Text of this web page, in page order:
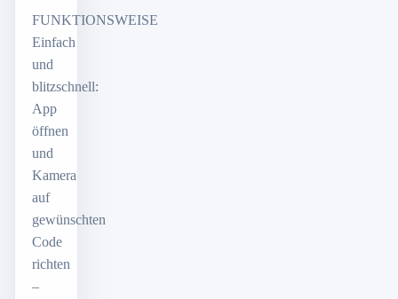
FUNKTIONSWEISE
Einfach
und
blitzschnell:
App
öffnen
und
Kamera
auf
gewünschten
Code
richten
–